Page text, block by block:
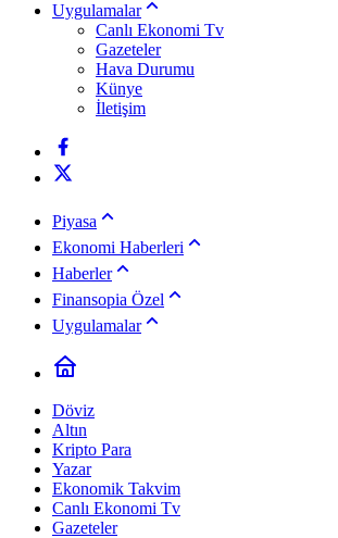
Uygulamalar
Canlı Ekonomi Tv
Gazeteler
Hava Durumu
Künye
İletişim
Piyasa
Ekonomi Haberleri
Haberler
Finansopia Özel
Uygulamalar
Döviz
Altın
Kripto Para
Yazar
Ekonomik Takvim
Canlı Ekonomi Tv
Gazeteler